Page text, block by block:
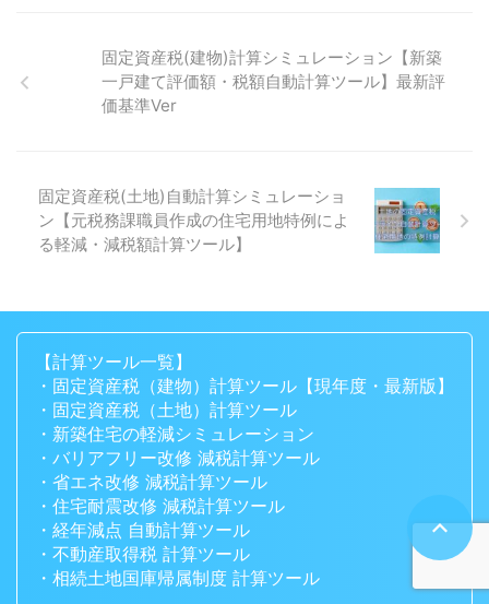
固定資産税(建物)計算シミュレーション【新築
一戸建て評価額・税額自動計算ツール】最新評
価基準Ver
固定資産税(土地)自動計算シミュレーショ
ン【元税務課職員作成の住宅用地特例によ
る軽減・減税額計算ツール】
【計算ツール一覧】
・固定資産税（建物）計算ツール【現年度・最新版】
・固定資産税（土地）計算ツール
・新築住宅の軽減シミュレーション
・バリアフリー改修 減税計算ツール
・省エネ改修 減税計算ツール
・住宅耐震改修 減税計算ツール
・経年減点 自動計算ツール
・不動産取得税 計算ツール
・相続土地国庫帰属制度 計算ツール